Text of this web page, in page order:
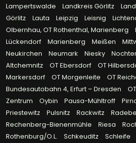
Lampertswalde
Landkreis Görlitz
Görlitz
Lauta Leipzig Leisnig
Olbernhau, OT Rothenthal, Marienberg
Lückendorf
Marienberg Meißen
Neukirchen
Neumark Niesky
Altchemnitz
OT Ebersdorf OT
Markersdorf
OT Morgenleite OT
Bundesautobahn 4, Erfurt – Dresden
Zentrum
Oybin Pausa-Mühltroff
Priestewitz
Pulsnitz Rackwitz
Rechenberg-Bienenmühle
Riesa
Rothenburg/O.L.
Schkeuditz Schleife